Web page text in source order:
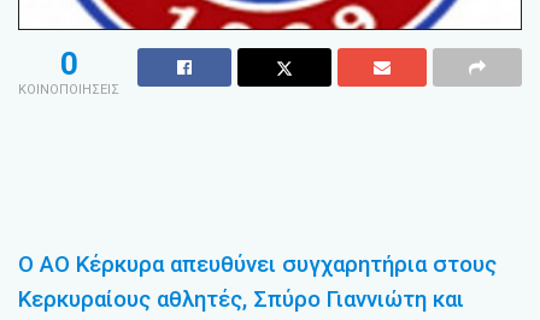
0
ΚΟΙΝΟΠΟΙΗΣΕΙΣ
Ο ΑΟ Κέρκυρα απευθύνει συγχαρητήρια στους
Κερκυραίους αθλητές, Σπύρο Γιαννιώτη και